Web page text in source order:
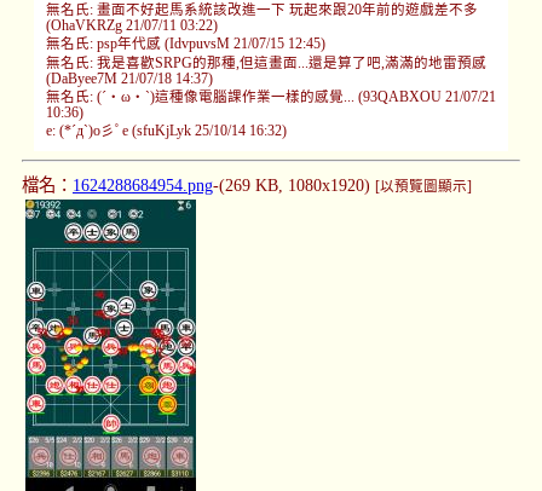
無名氏: 畫面不好起馬系統該改進一下 玩起來跟20年前的遊戲差不多
(OhaVKRZg 21/07/11 03:22)
無名氏: psp年代感 (IdvpuvsM 21/07/15 12:45)
無名氏: 我是喜歡SRPG的那種,但這畫面...還是算了吧,滿滿的地雷預感
(DaByee7M 21/07/18 14:37)
無名氏: (´・ω・`)這種像電腦課作業一樣的感覺... (93QABXOU 21/07/21
10:36)
e: (*´д`)o彡ﾟe (sfuKjLyk 25/10/14 16:32)
檔名： 1624288684954.png-(269 KB, 1080x1920) [以預覽圖顯示]